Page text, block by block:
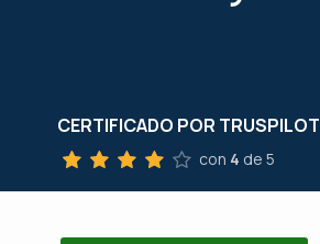
CERTIFICADO POR TRUSPILOT
con 4 de 5